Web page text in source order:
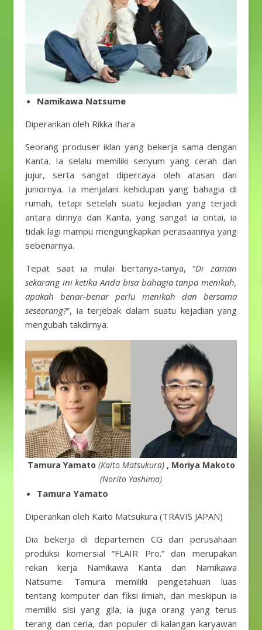
Namikawa Natsume
Diperankan oleh Rikka Ihara
Seorang produser iklan yang bekerja sama dengan
Kanta. Ia selalu memiliki senyum yang cerah dan
jujur, serta sangat dipercaya oleh atasan dan
juniornya. Ia menjalani kehidupan yang bahagia di
rumah, tetapi setelah suatu kejadian yang terjadi
antara dirinya dan Kanta, yang sangat ia cintai, ia
tidak lagi mampu mengungkapkan perasaannya yang
sebenarnya.
Tepat saat ia mulai bertanya-tanya, “Di zaman
sekarang ini ketika Anda bisa bahagia tanpa menikah,
apakah benar-benar perlu menikah dan bersama
seseorang?“, ia terjebak dalam suatu kejadian yang
mengubah takdirnya.
Tamura Yamato (Kaito Matsukura), Moriya Makoto
(Norito Yashima)
Tamura Yamato
Diperankan oleh Kaito Matsukura (TRAVIS JAPAN)
Dia bekerja di departemen CG dari perusahaan
produksi komersial “FLAIR Pro.” dan merupakan
rekan kerja Namikawa Kanta dan Namikawa
Natsume. Tamura memiliki pengetahuan luas
tentang komputer dan fiksi ilmiah, dan meskipun ia
memiliki sisi yang gila, ia juga orang yang terus
terang dan ceria, dan populer di kalangan karyawan